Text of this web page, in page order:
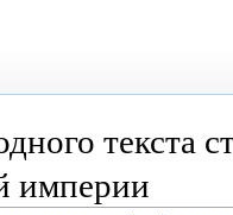
текста
империи